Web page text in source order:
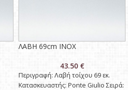
ΛΑΒΗ 69cm INOX
43.50 €
Περιγραφή: Λαβή τοίχου 69 εκ.
Κατασκευαστής: Ponte Giulio Σειρά: